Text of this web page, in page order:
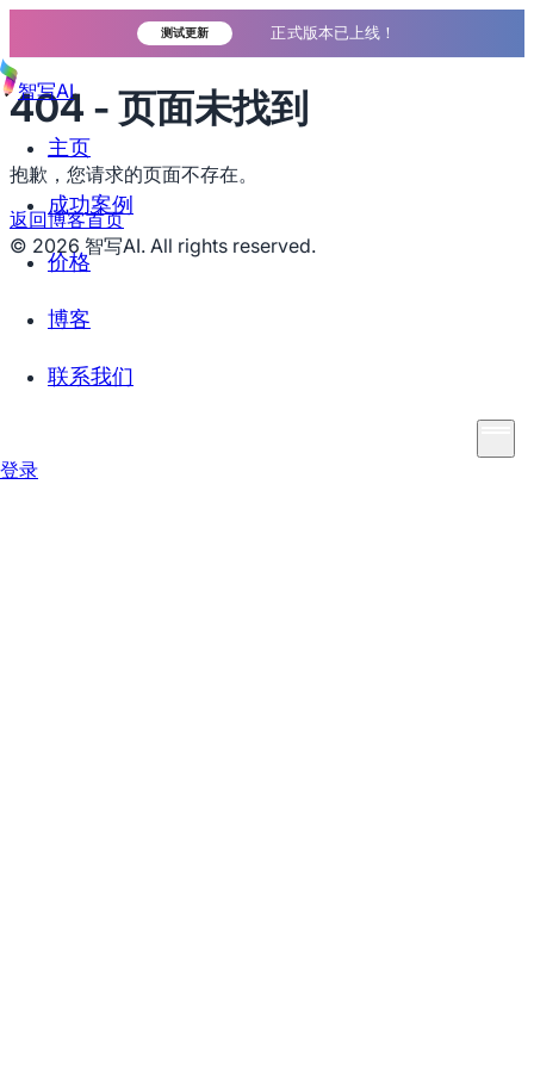
测试更新 正式版本已上线！
智写AI
主页
成功案例
价格
博客
联系我们
登录
404 - 页面未找到
抱歉，您请求的页面不存在。
返回博客首页
© 2026 智写AI. All rights reserved.